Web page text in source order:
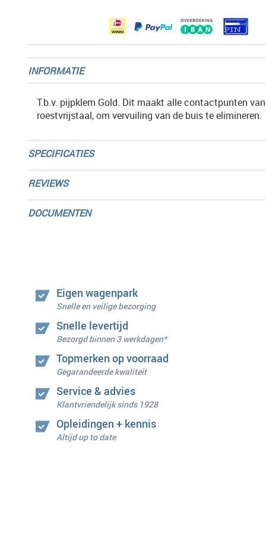
INFORMATIE
T.b.v. pijpklem Gold. Dit maakt alle contactpunten
roestvrijstaal, om vervuiling van de buis te elimineren.
SPECIFICATIES
REVIEWS
DOCUMENTEN
Eigen wagenpark
Snelle en veilige bezorging
Snelle levertijd
Bezorgd binnen 3 werkdagen*
Topmerken op voorraad
Gegarandeerde kwaliteit
Service & advies
Klantvriendelijk sinds 1928
Opleidingen + kennis
Altijd up to date